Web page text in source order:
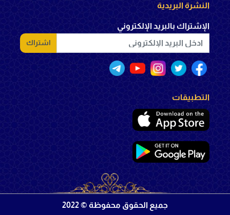
النشرة البريدية
الإشتراك بالبريد الإلكتروني
اشتراك
التطبيقات
جميع الحقوق محفوظة © 2022